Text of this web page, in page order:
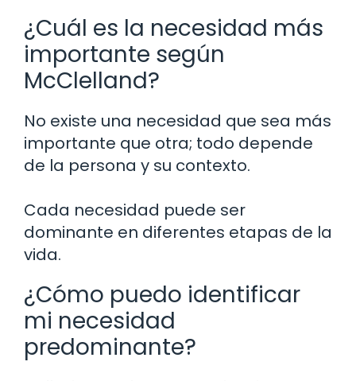
¿Cuál es la necesidad más
importante según
McClelland?
No existe una necesidad que sea más
importante que otra; todo depende
de la persona y su contexto.
Cada necesidad puede ser
dominante en diferentes etapas de la
vida.
¿Cómo puedo identificar
mi necesidad
predominante?